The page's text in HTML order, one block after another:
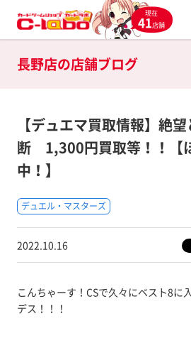
現在
41店舗
長野店の店舗ブログ
【デュエマ買取情報】絶
断 1,300円買取等！！【
中！】
デュエル・マスターズ
2022.10.16
こんちゃーす！CSで久々にベスト8に
デス！！！